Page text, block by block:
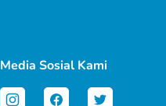
Media Sosial Kami